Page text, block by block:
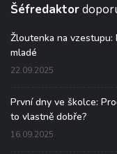
Šéfredaktor
Žloutenka na vzestupu:
mladé
22.09.2025
První dny ve školce:
to vlastně dobře?
16.09.2025